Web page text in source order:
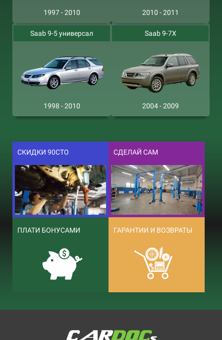
1997 - 2010 2010 - 2011
Saab 9-5 универсал
1998 - 2010
Saab 9-7X
2004 - 2009
СКИДКИ 90СТО СДЕЛАЙ САМ
ПЛАТИ БОНУСАМИ ГАРАНТИИ И ВОЗВРАТЫ